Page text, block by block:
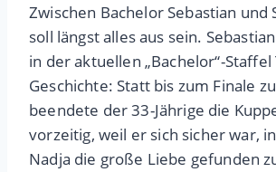
Zwischen Bachelor Sebastian und
soll längst alles aus sein.
in der aktuellen „Bachelor“-Staffel
Geschichte: Statt bis zum Finale
beendete der 33-Jährige die
vorzeitig, weil er sich sicher war,
Nadja die große Liebe gefunden